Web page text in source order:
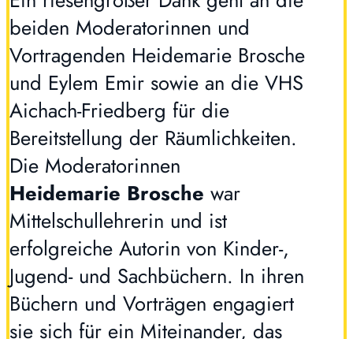
beiden Moderatorinnen und
Vortragenden Heidemarie Brosche
und Eylem Emir sowie an die VHS
Aichach-Friedberg für die
Bereitstellung der Räumlichkeiten.
Die Moderatorinnen
Heidemarie Brosche war
Mittelschullehrerin und ist
erfolgreiche Autorin von Kinder-,
Jugend- und Sachbüchern. In ihren
Büchern und Vorträgen engagiert
sie sich für ein Miteinander, das